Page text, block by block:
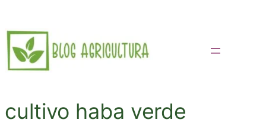
Saltar
al
contenido
cultivo haba verde